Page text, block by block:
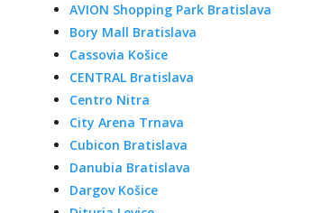
AVION Shopping Park Bratislava
Bory Mall Bratislava
Cassovia Košice
CENTRAL Bratislava
Centro Nitra
City Arena Trnava
Cubicon Bratislava
Danubia Bratislava
Dargov Košice